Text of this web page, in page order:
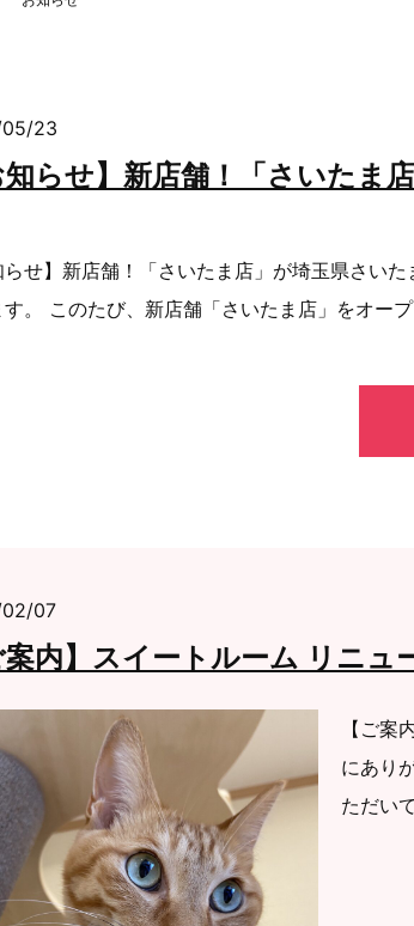
23
知らせ】新店舗！「さいたま
らせ】新店舗！「さいたま店」が埼玉県さい
す。 このたび、新店舗「さいたま店」をオー
07
案内】スイートルーム リニュ
【ご
にあり
ただい